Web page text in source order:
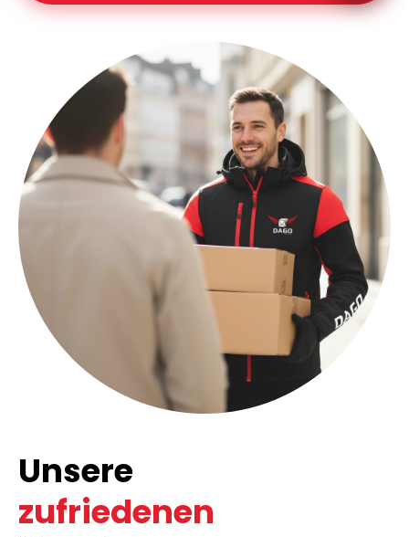
Unsere
zufriedenen